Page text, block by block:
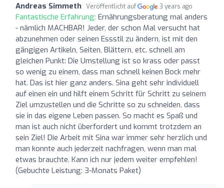
Andreas Simmeth Veröffentlicht auf 3 years ago
Fantastische Erfahrung: Ernährungsberatung mal anders
- nämlich MACHBAR! Jeder, der schon Mal versucht hat
abzunehmen oder seinen Essstil zu ändern, ist mit den
gängigen Artikeln, Seiten, Blättern, etc. schnell am
gleichen Punkt: Die Umstellung ist so krass oder passt
so wenig zu einem, dass man schnell keinen Bock mehr
hat. Das ist hier ganz anders. Sina geht sehr individuell
auf einen ein und hilft einem Schritt für Schritt zu seinem
Ziel umzustellen und die Schritte so zu schneiden, dass
sie in das eigene Leben passen. So macht es Spaß und
man ist auch nicht überfordert und kommt trotzdem an
sein Ziel! Die Arbeit mit Sina war immer sehr herzlich und
man konnte auch jederzeit nachfragen, wenn man mal
etwas brauchte. Kann ich nur jedem weiter empfehlen!
(Gebuchte Leistung: 3-Monats Paket)